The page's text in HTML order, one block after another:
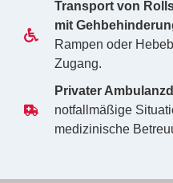
Transport von
mit
Rampen oder
Zugang.
Privater
notfallmäßige
medizinische